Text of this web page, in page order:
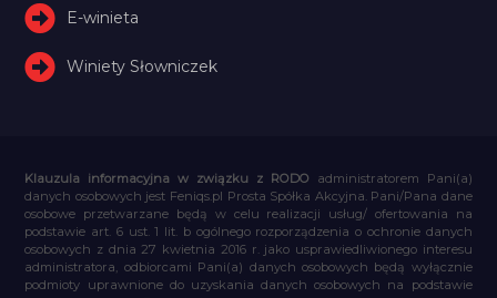
E-winieta
Winiety Słowniczek
Klauzula informacyjna w związku z RODO administratorem Pani(a)
danych osobowych jest Feniqs.pl Prosta Spółka Akcyjna. Pani/Pana dane
osobowe przetwarzane będą w celu realizacji usług/ ofertowania na
podstawie art. 6 ust. 1 lit. b ogólnego rozporządzenia o ochronie danych
osobowych z dnia 27 kwietnia 2016 r. jako usprawiedliwionego interesu
administratora, odbiorcami Pani(a) danych osobowych będą wyłącznie
podmioty uprawnione do uzyskania danych osobowych na podstawie